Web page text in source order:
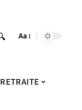
Aa
RETRAITE